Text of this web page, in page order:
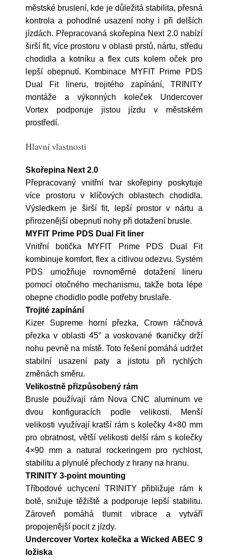
městské bruslení, kde je důležitá stabilita, přesná
kontrola a pohodlné usazení nohy i při delších
jízdách. Přepracovaná skořepina Next 2.0 nabízí
širší fit, více prostoru v oblasti prstů, nártu, středu
chodidla a kotníku a flex cuts kolem oček pro
lepší obepnutí. Kombinace MYFIT Prime PDS
Dual Fit lineru, trojitého zapínání, TRINITY
montáže a výkonných koleček Undercover
Vortex podporuje jistou jízdu v městském
prostředí.
Hlavní vlastnosti
Skořepina Next 2.0
Přepracovaný vnitřní tvar skořepiny poskytuje
více prostoru v klíčových oblastech chodidla.
Výsledkem je širší fit, lepší prostor v nártu a
přirozenější obepnutí nohy při dotažení brusle.
MYFIT Prime PDS Dual Fit liner
Vnitřní botička MYFIT Prime PDS Dual Fit
kombinuje komfort, flex a citlivou odezvu. Systém
PDS umožňuje rovnoměrné dotažení lineru
pomocí otočného mechanismu, takže bota lépe
obepne chodidlo podle potřeby bruslaře.
Trojité zapínání
Kizer Supreme horní přezka, Crown ráčnová
přezka v oblasti 45° a voskované tkaničky drží
nohu pevně na místě. Toto řešení pomáhá udržet
stabilní usazení paty a jistotu při rychlých
změnách směru.
Velikostně přizpůsobený rám
Brusle používají rám Nova CNC aluminum ve
dvou konfiguracích podle velikosti. Menší
velikosti využívají kratší rám s kolečky 4×80 mm
pro obratnost, větší velikosti delší rám s kolečky
4×90 mm a natural rockeringem pro rychlost,
stabilitu a plynulé přechody z hrany na hranu.
TRINITY 3-point mounting
Tříbodové uchycení TRINITY přibližuje rám k
botě, snižuje těžiště a podporuje lepší stabilitu.
Zároveň pomáhá tlumit vibrace a vytváří
propojenější pocit z jízdy.
Undercover Vortex kolečka a Wicked ABEC 9
ložiska